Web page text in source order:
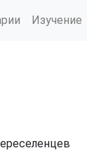
Изучение